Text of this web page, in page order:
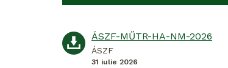
ÁSZF-MŰTR-HA-NM-2026
ÁSZF
31 iulie 2026